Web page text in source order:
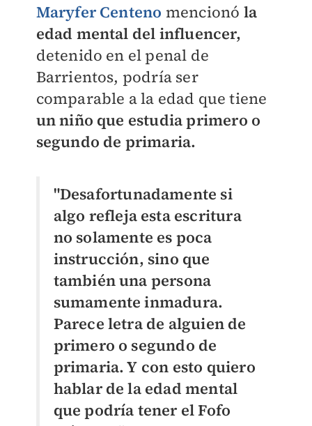
Maryfer Centeno mencionó la
edad mental del influencer,
detenido en el penal de
Barrientos, podría ser
comparable a la edad que tiene
un niño que estudia primero o
segundo de primaria.
"Desafortunadamente si
algo refleja esta escritura
no solamente es poca
instrucción, sino que
también una persona
sumamente inmadura.
Parece letra de alguien de
primero o segundo de
primaria. Y con esto quiero
hablar de la edad mental
que podría tener el Fofo